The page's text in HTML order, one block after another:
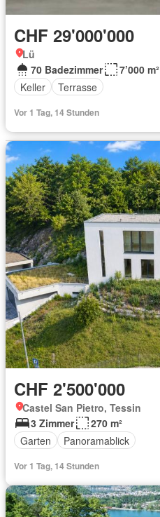
CHF 29'000'000
Lü
70 Badezimmer
7’000 m²
Keller
Terrasse
Vor 1 Tag, 14 Stunden
CHF 2'500'000
Castel San Pietro, Tessin
3 Zimmer
270 m²
Garten
Panoramablick
Vor 1 Tag, 14 Stunden